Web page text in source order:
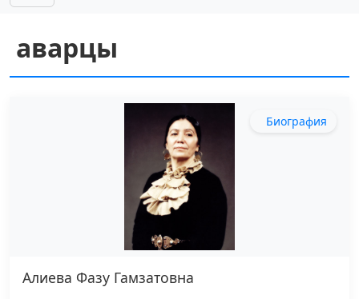
аварцы
Биография
Алиева Фазу Гамзатовна